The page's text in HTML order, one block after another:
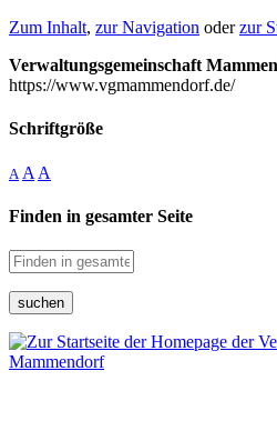
Zum Inhalt, zur Navigation oderzur
Verwaltungsgemeinschaft
https://www.vgmammendorf.de/
Schriftgröße
A A A
Finden in gesamter Seite
suchen